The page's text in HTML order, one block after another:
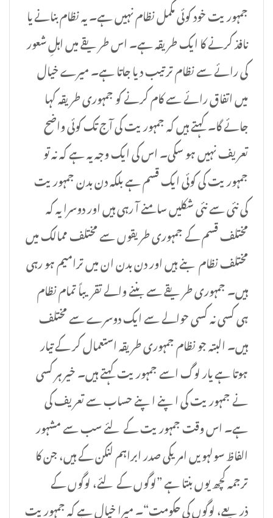
جمہوریت خود کوئی مکمل نظام نہیں ہے۔ یہ نظام بنانے یا
نافذ کرنے کا ایک طریقہ ہے۔ اس طریقے میں اہلِ شعور
کی رائے سے نظام ترتیب دیا جاتا ہے۔ میرے خیال
میں اتفاق رائے سے کام کرنے کو جمہوری طریقہ کہا
جائے گا۔ کہتے ہیں کہ جمہوریت کی آج تک کوئی واضح
تعریف نہیں ہو سکی۔ اس کی ایک وجہ یہ ہے کہ نہ تو
جمہوریت کی کوئی ایک قسم ہے بلکہ دن بدن جمہوریت
کی نئی سے نئی شکلیں سامنے آ رہی ہیں اور دوسرا یہ کہ
مختلف قسم کے جمہوری طریقوں سے مختلف ممالک میں
مختلف نظام بنے ہیں اور دن بدن ان میں ترامیم ہو رہی
ہیں۔ جمہوری طریقے سے بننے والے تقریباً تمام نظام
ہی کسی نہ کسی حوالے سے ایک دوسرے سے مختلف
ہیں۔ البتہ جو نظام جمہوری طریقہ استعمال کر کے تیار
ہوتا ہے یار لوگ اسے جمہوریت کہتے ہیں۔ خیر ہر کسی
نے جمہوریت کی اپنے اپنے حساب سے تعریف کی
ہے۔ اس وقت جمہوریت کے لئے سب سے مشہور
الفاظ سولہویں امریکی صدر ابراہم لنکن کے ہیں، جن کا
ترجمہ کچھ یوں بنتا ہے ”لوگوں کے لئے، لوگوں کے
ذریعے، لوگوں کی حکومت“۔ میرا خیال ہے کہ جمہوریت